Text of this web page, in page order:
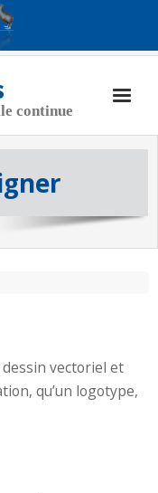
continue
vectoriel et
qu’un logotype,